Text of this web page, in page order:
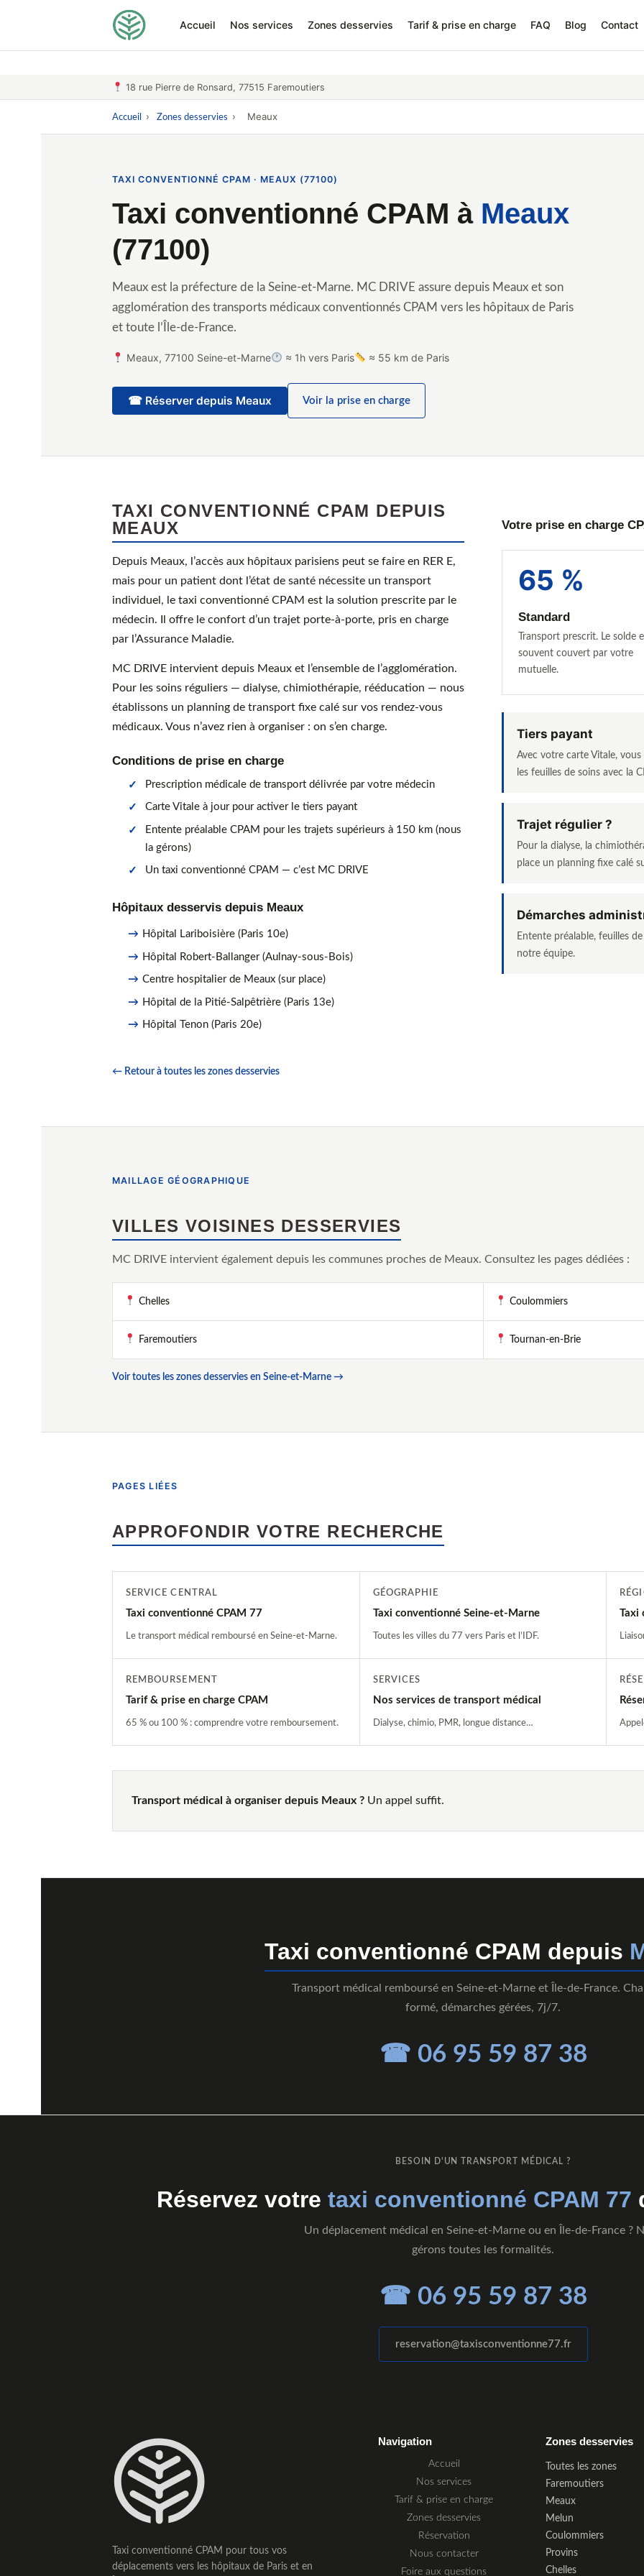
18 rue Pierre de Ronsard, 77515 Faremoutiers
Accueil Nos services Zones desservies Tarif & prise en charge FAQ Blog Contact
Accueil › Zones desservies › Meaux
TAXI CONVENTIONNÉ CPAM · MEAUX (77100)
Taxi conventionné CPAM à Meaux
(77100)
Meaux est la préfecture de la Seine-et-Marne. MC DRIVE assure depuis Meaux et son
agglomération des transports médicaux conventionnés CPAM vers les hôpitaux de Paris
et toute l’Île-de-France.
Meaux, 77100 Seine-et-Marne ≈ 1h vers Paris ≈ 55 km de Paris
☎ Réserver depuis Meaux Voir la prise en charge
TAXI CONVENTIONNÉ CPAM DEPUIS
MEAUX
Depuis Meaux, l’accès aux hôpitaux parisiens peut se faire en RER E,
mais pour un patient dont l’état de santé nécessite un transport
individuel, le taxi conventionné CPAM est la solution prescrite par le
médecin. Il offre le confort d’un trajet porte-à-porte, pris en charge
par l’Assurance Maladie.
MC DRIVE intervient depuis Meaux et l’ensemble de l’agglomération.
Pour les soins réguliers — dialyse, chimiothérapie, rééducation — nous
établissons un planning de transport fixe calé sur vos rendez-vous
médicaux. Vous n’avez rien à organiser : on s’en charge.
Conditions de prise en charge
Prescription médicale de transport délivrée par votre médecin
Carte Vitale à jour pour activer le tiers payant
Entente préalable CPAM pour les trajets supérieurs à 150 km (nous
la gérons)
Un taxi conventionné CPAM — c’est MC DRIVE
Hôpitaux desservis depuis Meaux
Hôpital Lariboisière (Paris 10e)
Hôpital Robert-Ballanger (Aulnay-sous-Bois)
Centre hospitalier de Meaux (sur place)
Hôpital de la Pitié-Salpêtrière (Paris 13e)
Hôpital Tenon (Paris 20e)
← Retour à toutes les zones desservies
Votre prise en charge
65 %
Standard
Transport prescrit. Le solde
souvent couvert par votre
mutuelle.
Tiers payant
Avec votre carte Vitale,
les feuilles de soins avec la
Trajet régulier ?
Pour la dialyse, la
place un planning fixe calé
Démarches
Entente préalable, feuilles
notre équipe.
MAILLAGE GÉOGRAPHIQUE
VILLES VOISINES DESSERVIES
MC DRIVE intervient également depuis les communes proches de Meaux. Consultez les pages dédiées :
Chelles Coulommiers
Faremoutiers Tournan-en-Brie
Voir toutes les zones desservies en Seine-et-Marne →
PAGES LIÉES
APPROFONDIR VOTRE RECHERCHE
SERVICE CENTRAL
Taxi conventionné CPAM 77
Le transport médical remboursé en Seine-et-Marne.
GÉOGRAPHIE
Taxi conventionné Seine-et-Marne
Toutes les villes du 77 vers Paris et l’IDF.
Taxi
REMBOURSEMENT
Tarif & prise en charge CPAM
65 % ou 100 % : comprendre votre remboursement.
SERVICES
Nos services de transport médical
Dialyse, chimio, PMR, longue distance…
Transport médical à organiser depuis Meaux ? Un appel suffit.
Taxi conventionné CPAM depuis
Transport médical remboursé en Seine-et-Marne et Île-de-France.
formé, démarches gérées, 7j/7.
☎ 06 95 59 87 38
BESOIN D'UN TRANSPORT MÉDICAL ?
Réservez votre taxi conventionné CPAM 77
Un déplacement médical en Seine-et-Marne ou en Île-de-France ?
gérons toutes les formalités.
☎ 06 95 59 87 38
reservation@taxisconventionne77.fr
Taxi conventionné CPAM pour tous vos
déplacements vers les hôpitaux de Paris et en
Navigation
Accueil
Nos services
Tarif & prise en charge
Zones desservies
Réservation
Nous contacter
Foire aux questions
Zones desservies
Toutes les zones
Faremoutiers
Meaux
Melun
Coulommiers
Provins
Chelles